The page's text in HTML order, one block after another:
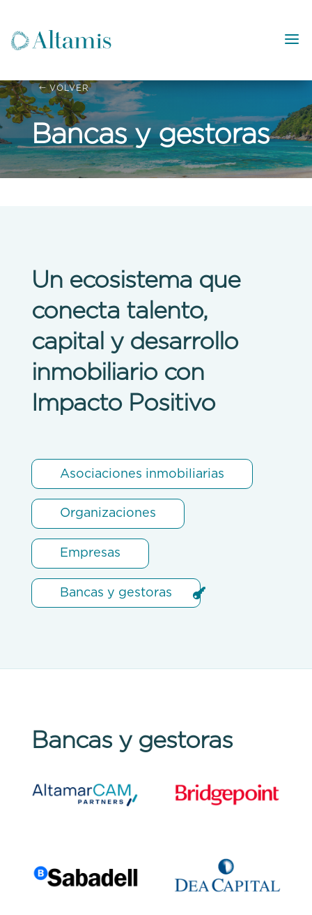
Comunidad de inversores con Impacto Positivo
VOLVER
Bancas y gestoras
Un ecosistema que
conecta talento,
capital y desarrollo
inmobiliario con
Impacto Positivo
Asociaciones inmobiliarias
Organizaciones
Empresas
Bancas y gestoras
Bancas y gestoras